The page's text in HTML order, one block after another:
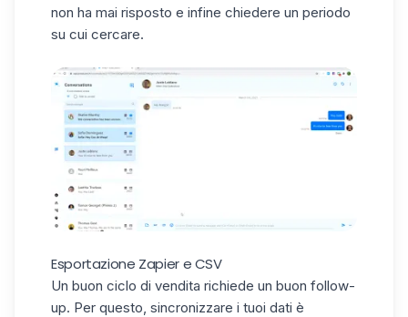
non ha mai risposto e infine chiedere un periodo
su cui cercare.
Esportazione Zapier e CSV
Un buon ciclo di vendita richiede un buon follow-
up. Per questo, sincronizzare i tuoi dati è